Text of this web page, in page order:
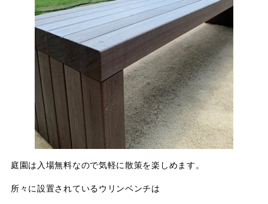
庭園は入場無料なので気軽に散策を楽しめます。
所々に設置されているウリンベンチは